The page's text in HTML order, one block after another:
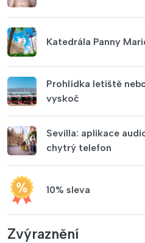
Katedrála Panny
Prohlídka letiště
vyskoč
Sevilla: aplikace
chytrý telefon
10% sleva
Zvýraznění